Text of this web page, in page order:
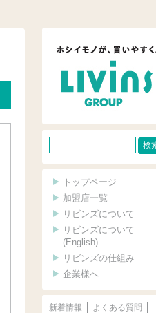
イ
ト
内
検
索
トップページ
加盟店一覧
リビンズについて
リビンズについて
(English)
リビンズの仕組み
企業様へ
新着情報
よくある質問